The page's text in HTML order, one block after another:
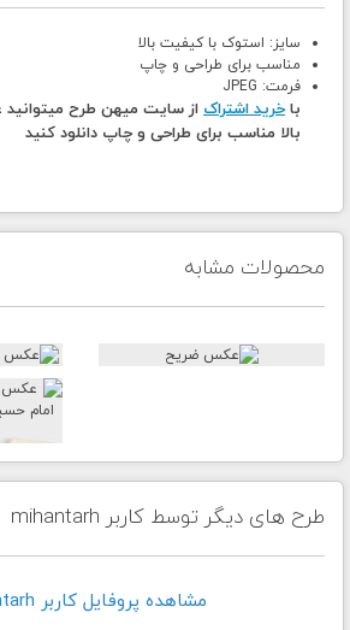
سایز: استوک با کیفیت بالا
مناسب برای طراحی و چاپ
فرمت: JPEG
با خرید اشتراک از سایت میهن طرح
بالا مناسب برای طراحی و چاپ دانلود کنید
محصولات مشابه
طرح های دیگر توسط کاربر mihantarh
مشاهده پروفايل کاربر mihantarh